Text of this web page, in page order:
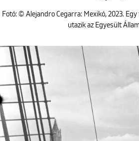
Fotó: © Alejandro Cegarra: Mexikó, 2023.
utazik az Egyesült